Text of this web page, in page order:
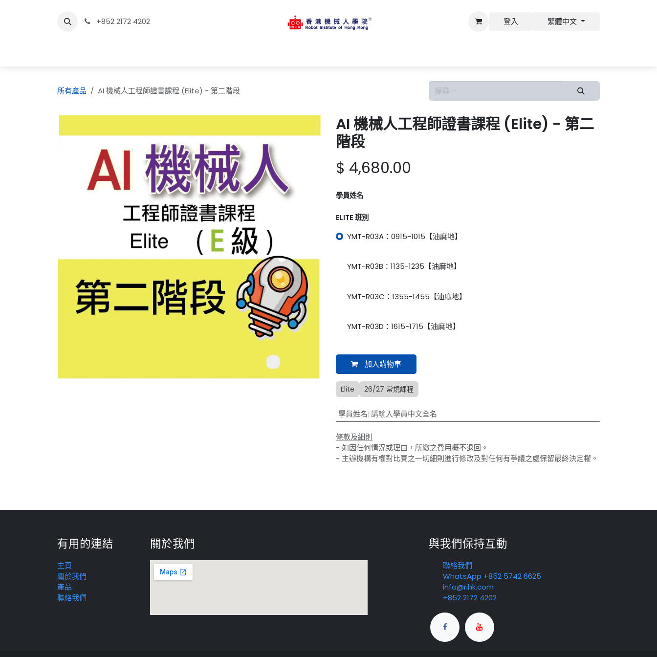
+852 2172 4202
登入 繁體中文
所有產品 AI 機械人工程師證書課程 (Elite) - 第二階段
AI 機械人工程師證書課程 (Elite) - 第二
階段
$ 4,680.00
學員姓名
ELITE 班別
YMT-R03A：0915-1015【油麻地】
YMT-R03B：1135-1235【油麻地】
YMT-R03C：1355-1455【油麻地】
YMT-R03D：1615-1715【油麻地】
加入購物車
Elite 26/27 常規課程
學員姓名: 請輸入學員中文全名
條款及細則
- 如因任何情況或理由，所繳之費用概不退回。
- 主辦機構有權對比賽之一切細則進行修改及對任何有爭議之處保留最終決定權。
有用的連結
主頁
關於我們
產品
聯絡我們
關於我們 與我們保持互動
聯絡我們
WhatsApp +852 5742 6625
info@rihk.com
+852 2172 4202